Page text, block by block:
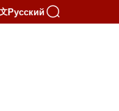
Русский